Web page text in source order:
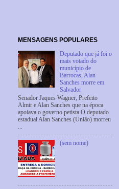
MENSAGENS POPULARES
Deputado que já foi o
mais votado do
município de
Barrocas, Alan
Sanches morre em
Salvador
Senador Jaques Wagner, Prefeito
Almir e Alan Sanches que na época
apoiava o governo petista O deputado
estadual Alan Sanches (União) morreu
...
(sem nome)